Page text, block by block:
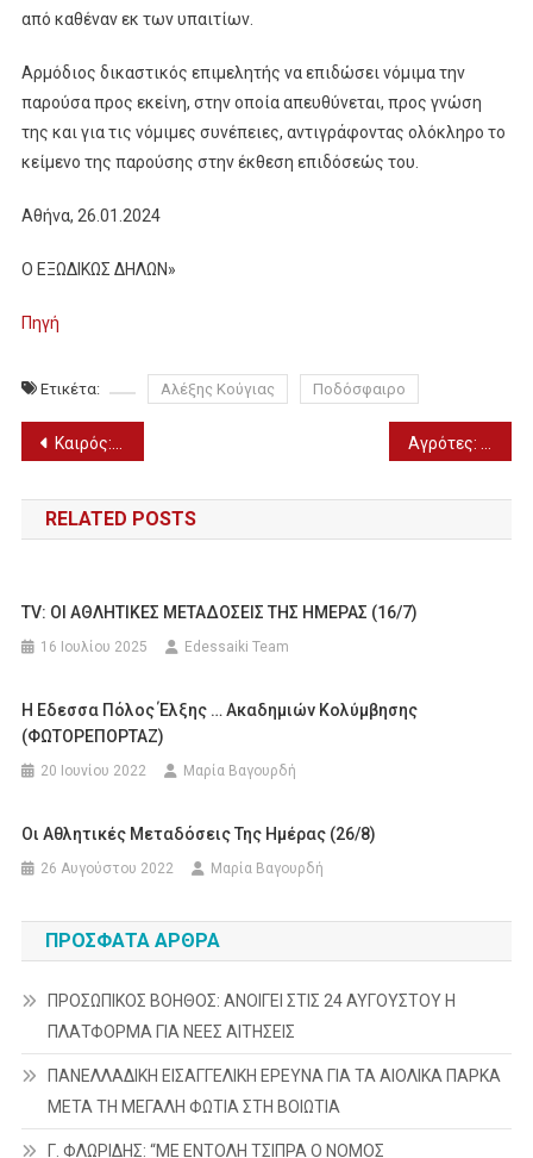
από καθέναν εκ των υπαιτίων.
Αρμόδιος δικαστικός επιμελητής να επιδώσει νόμιμα την
παρούσα προς εκείνη, στην οποία απευθύνεται, προς γνώση
της και για τις νόμιμες συνέπειες, αντιγράφοντας ολόκληρο το
κείμενο της παρούσης στην έκθεση επιδόσεώς του.
Αθήνα, 26.01.2024
Ο ΕΞΩΔΙΚΩΣ ΔΗΛΩΝ»
Πηγή
Ετικέτα: Αλέξης Κούγιας Ποδόσφαιρο
Πλοήγηση
άρθρων
Καιρός: Πτώση της θερμοκρασίας από την Κυριακή (28/1)
RELATED POSTS
TV: ΟΙ ΑΘΛΗΤΙΚΕΣ ΜΕΤΑΔΟΣΕΙΣ ΤΗΣ ΗΜΕΡΑΣ (16/7)
16 Ιουλίου 2025 Edessaiki Team
Η Εδεσσα Πόλος Έλξης … Ακαδημιών Κολύμβησης
(ΦΩΤΟΡΕΠΟΡΤΑΖ)
20 Ιουνίου 2022 Μαρία Βαγουρδή
Οι Αθλητικές Μεταδόσεις Της Ημέρας (26/8)
26 Αυγούστου 2022 Μαρία Βαγουρδή
ΠΡΌΣΦΑΤΑ ΆΡΘΡΑ
ΠΡΟΣΩΠΙΚΟΣ ΒΟΗΘΟΣ: ΑΝΟΙΓΕΙ ΣΤΙΣ 24 ΑΥΓΟΥΣΤΟΥ Η
ΠΛΑΤΦΟΡΜΑ ΓΙΑ ΝΕΕΣ ΑΙΤΗΣΕΙΣ
ΠΑΝΕΛΛΑΔΙΚΗ ΕΙΣΑΓΓΕΛΙΚΗ ΕΡΕΥΝΑ ΓΙΑ ΤΑ ΑΙΟΛΙΚΑ ΠΑΡΚΑ
ΜΕΤΑ ΤΗ ΜΕΓΑΛΗ ΦΩΤΙΑ ΣΤΗ ΒΟΙΩΤΙΑ
Γ. ΦΛΩΡΙΔΗΣ: “ΜΕ ΕΝΤΟΛΗ ΤΣΙΠΡΑ Ο ΝΟΜΟΣ